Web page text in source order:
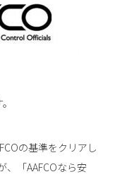
の基準をクリアし
、「AAFCOなら安